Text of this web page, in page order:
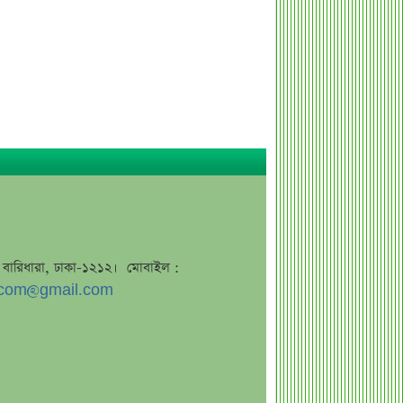
নিয়ে নতুন বিতর্ক, মুখ খুললেন
ঊর্ধ্বমুখী. তারপরও উধাও ২৩
বিও হিসাব
ঢাকা-১২১২। মোবাইল :